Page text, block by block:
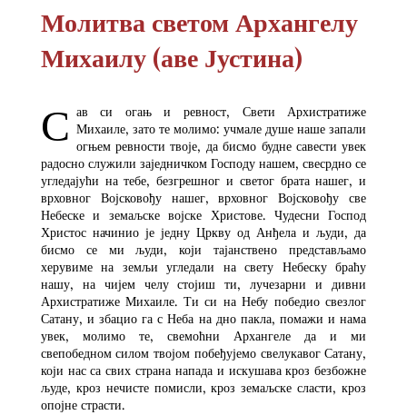
Молитва светом Архангелу
Михаилу (аве Јустина)
С ав си огањ и ревност, Свети Архистратиже
Михаиле, зато те молимо: учмале душе наше запали
огњем ревности твоје, да бисмо будне савести увек
радосно служили заједничком Господу нашем, свесрдно се
угледајући на тебе, безгрешног и светог брата нашег, и
врховног Војсковођу нашег, врховног Војсковођу све
Небеске и земаљске војске Христове. Чудесни Господ
Христос начинио је једну Цркву од Анђела и људи, да
бисмо се ми људи, који тајанствено представљамо
херувиме на земљи угледали на свету Небеску браћу
нашу, на чијем челу стојиш ти, лучезарни и дивни
Архистратиже Михаиле. Ти си на Небу победио свезлог
Сатану, и збацио га с Неба на дно пакла, помажи и нама
увек, молимо те, свемоћни Архангеле да и ми
свепобедном силом твојом побеђујемо свелукавог Сатану,
који нас са свих страна напада и искушава кроз безбожне
људе, кроз нечисте помисли, кроз земаљске сласти, кроз
опојне страсти.